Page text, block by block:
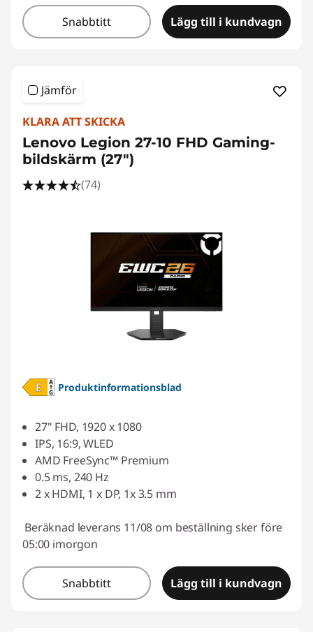
Snabbtitt Lägg till i kundvagn
Jämför
KLARA ATT SKICKA
Lenovo Legion 27-10 FHD Gaming-
bildskärm (27")
(74)
Produktinformationsblad
27" FHD, 1920 x 1080
IPS, 16:9, WLED
AMD FreeSync™ Premium
0.5 ms, 240 Hz
2 x HDMI, 1 x DP, 1x 3.5 mm
Beräknad leverans 11/08 om beställning sker före
05:00 imorgon
Snabbtitt Lägg till i kundvagn